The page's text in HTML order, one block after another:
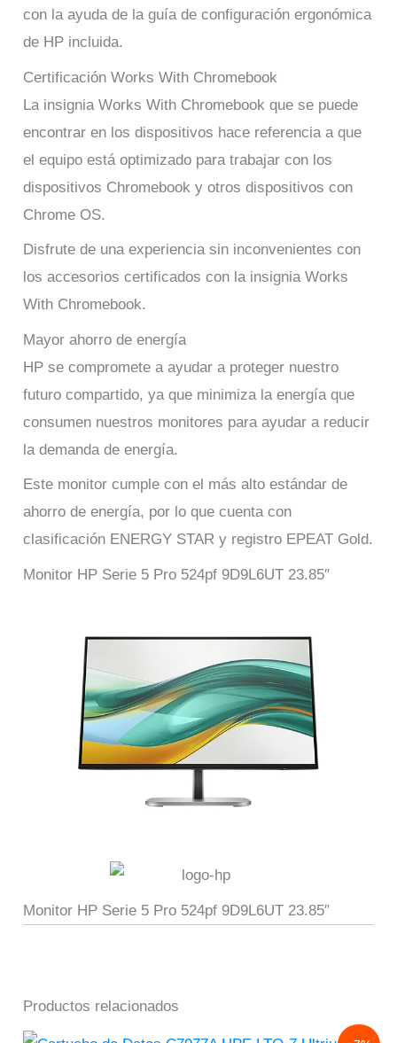
con la ayuda de la guía de configuración ergonómica
de HP incluida.
Certificación Works With Chromebook
La insignia Works With Chromebook que se puede
encontrar en los dispositivos hace referencia a que
el equipo está optimizado para trabajar con los
dispositivos Chromebook y otros dispositivos con
Chrome OS.
Disfrute de una experiencia sin inconvenientes con
los accesorios certificados con la insignia Works
With Chromebook.
Mayor ahorro de energía
HP se compromete a ayudar a proteger nuestro
futuro compartido, ya que minimiza la energía que
consumen nuestros monitores para ayudar a reducir
la demanda de energía.
Este monitor cumple con el más alto estándar de
ahorro de energía, por lo que cuenta con
clasificación ENERGY STAR y registro EPEAT Gold.
Monitor HP Serie 5 Pro 524pf 9D9L6UT 23.85″
Monitor HP Serie 5 Pro 524pf 9D9L6UT 23.85″
Productos relacionados
Original
Current